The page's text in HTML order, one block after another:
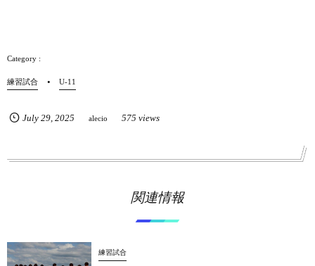
練習試合 U-11
July 29, 2025 alecio 575 views
関連情報
練習試合